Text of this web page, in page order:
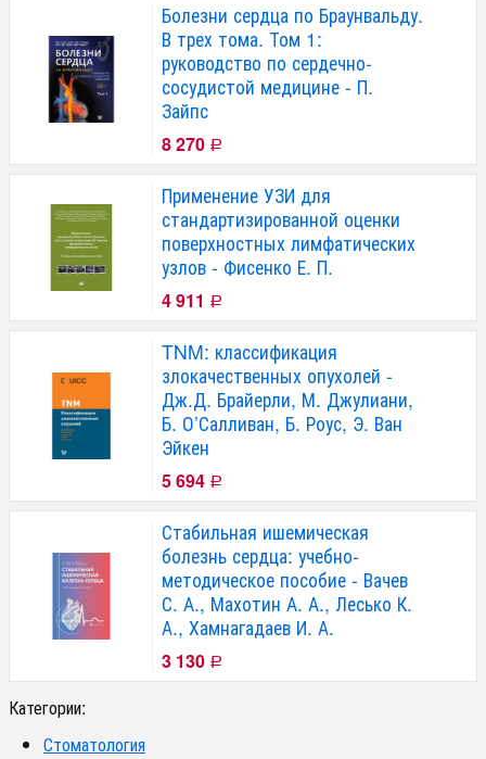
Болезни сердца по Браунвальду.
В трех тома. Том 1:
руководство по сердечно-
сосудистой медицине - П.
Зайпс
8 270 Р
Применение УЗИ для
стандартизированной оценки
поверхностных лимфатических
узлов - Фисенко Е. П.
4 911 Р
TNM: классификация
злокачественных опухолей -
Дж.Д. Брайерли, М. Джулиани,
Б. О’Салливан, Б. Роус, Э. Ван
Эйкен
5 694 Р
Стабильная ишемическая
болезнь сердца: учебно-
методическое пособие - Вачев
С. А., Махотин А. А., Лесько К.
А., Хамнагадаев И. А.
3 130 Р
Категории:
Стоматология